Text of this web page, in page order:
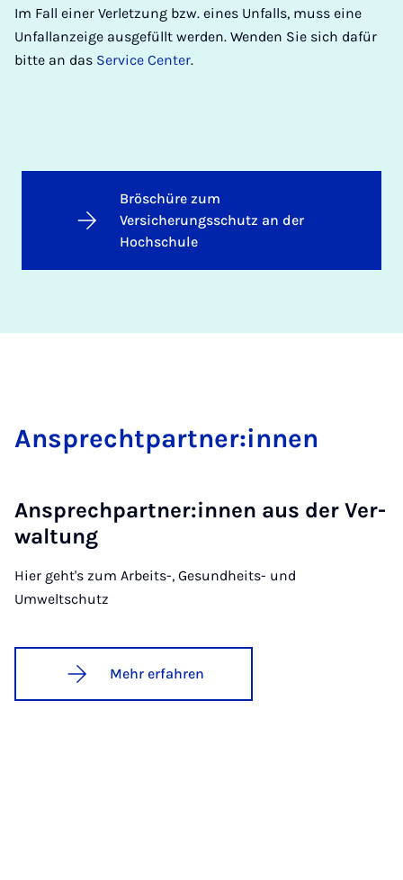
Im Fall einer Verletzung bzw. eines Unfalls, muss eine
Unfallanzeige ausgefüllt werden. Wenden Sie sich dafür
bitte an das Service Center.
Bröschüre zum
Versicherungsschutz an der
Hochschule
An­sprecht­part­ner:in­nen
An­sprech­part­ner:in­nen aus der Ver­
wal­tung
Hier geht's zum Arbeits-, Gesundheits- und
Umweltschutz
Mehr erfahren